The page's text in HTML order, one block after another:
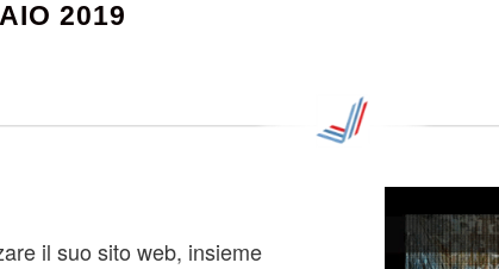
2019
il suo sito web, insieme